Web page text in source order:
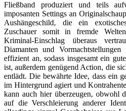
Fließband produziert und teils
imposanten Settings an
Aushängeschild, die ein
Zuschauer somit in fremde
Kriminal-Einschlag überaus
Diamanten und
effizient an, sodass insgesamt ein
ist, außerdem genügend Action, die
entlädt. Die bewährte Idee, dass ein
im Hintergrund agiert und
kann auch hier überzeugen, obwohl
auf die Verschleierung anderer